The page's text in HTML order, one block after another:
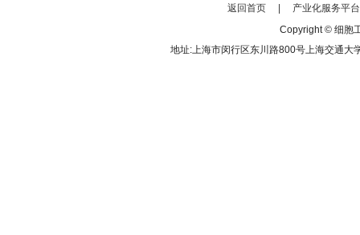
返回首页
产业化服务平台
Copyright © 细胞
地址:上海市闵行区东川路800号上海交通